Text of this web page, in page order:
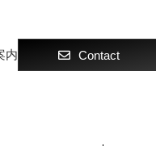
内 Contact